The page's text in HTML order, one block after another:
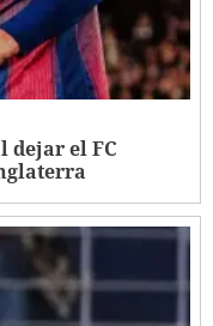
dejar el FC